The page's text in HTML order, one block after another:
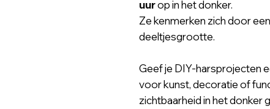
uurop in het donker.
Ze kenmerken zich door
deeltjesgrootte.
Geef je DIY-harsprojecten
voor kunst, decoratie of
zichtbaarheid in het donker